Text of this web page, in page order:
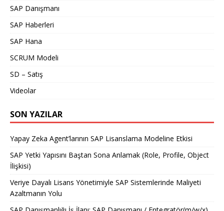
SAP Danışmanı
SAP Haberleri
SAP Hana
SCRUM Modeli
SD – Satış
Videolar
SON YAZILAR
Yapay Zeka Agent’larının SAP Lisanslama Modeline Etkisi
SAP Yetki Yapısını Baştan Sona Anlamak (Role, Profile, Object
İlişkisi)
Veriye Dayalı Lisans Yönetimiyle SAP Sistemlerinde Maliyeti
Azaltmanın Yolu